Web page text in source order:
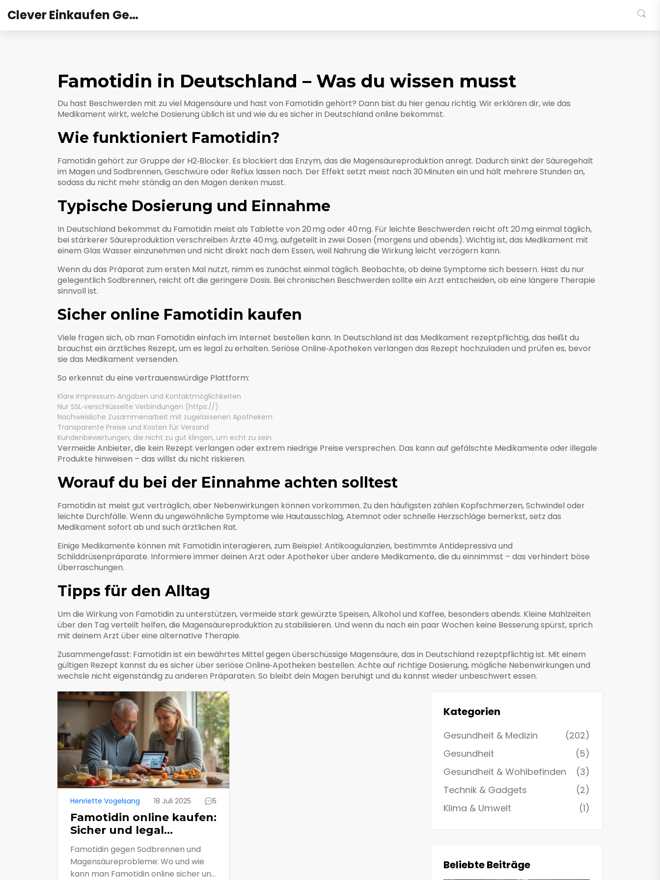
Clever Einkaufen Gesundheit
Famotidin in Deutschland – Was du wissen musst
Du hast Beschwerden mit zu viel Magensäure und hast von Famotidin gehört? Dann bist du hier genau richtig. Wir erklären dir, wie das
Medikament wirkt, welche Dosierung üblich ist und wie du es sicher in Deutschland online bekommst.
Wie funktioniert Famotidin?
Famotidin gehört zur Gruppe der H2‑Blocker. Es blockiert das Enzym, das die Magensäureproduktion anregt. Dadurch sinkt der Säuregehalt
im Magen und Sodbrennen, Geschwüre oder Reflux lassen nach. Der Effekt setzt meist nach 30 Minuten ein und hält mehrere Stunden an,
sodass du nicht mehr ständig an den Magen denken musst.
Typische Dosierung und Einnahme
In Deutschland bekommst du Famotidin meist als Tablette von 20 mg oder 40 mg. Für leichte Beschwerden reicht oft 20 mg einmal täglich,
bei stärkerer Säureproduktion verschreiben Ärzte 40 mg, aufgeteilt in zwei Dosen (morgens und abends). Wichtig ist, das Medikament mit
einem Glas Wasser einzunehmen und nicht direkt nach dem Essen, weil Nahrung die Wirkung leicht verzögern kann.
Wenn du das Präparat zum ersten Mal nutzt, nimm es zunächst einmal täglich. Beobachte, ob deine Symptome sich bessern. Hast du nur
gelegentlich Sodbrennen, reicht oft die geringere Dosis. Bei chronischen Beschwerden sollte ein Arzt entscheiden, ob eine längere Therapie
sinnvoll ist.
Sicher online Famotidin kaufen
Viele fragen sich, ob man Famotidin einfach im Internet bestellen kann. In Deutschland ist das Medikament rezeptpflichtig, das heißt du
brauchst ein ärztliches Rezept, um es legal zu erhalten. Seriöse Online‑Apotheken verlangen das Rezept hochzuladen und prüfen es, bevor
sie das Medikament versenden.
So erkennst du eine vertrauenswürdige Plattform:
Klare Impressum‑Angaben und Kontaktmöglichkeiten
Nur SSL‑verschlüsselte Verbindungen (https://)
Nachweisliche Zusammenarbeit mit zugelassenen Apothekern
Transparente Preise und Kosten für Versand
Kundenbewertungen, die nicht zu gut klingen, um echt zu sein
Vermeide Anbieter, die kein Rezept verlangen oder extrem niedrige Preise versprechen. Das kann auf gefälschte Medikamente oder illegale
Produkte hinweisen – das willst du nicht riskieren.
Worauf du bei der Einnahme achten solltest
Famotidin ist meist gut verträglich, aber Nebenwirkungen können vorkommen. Zu den häufigsten zählen Kopfschmerzen, Schwindel oder
leichte Durchfälle. Wenn du ungewöhnliche Symptome wie Hautausschlag, Atemnot oder schnelle Herzschläge bemerkst, setz das
Medikament sofort ab und such ärztlichen Rat.
Einige Medikamente können mit Famotidin interagieren, zum Beispiel: Antikoagulanzien, bestimmte Antidepressiva und
Schilddrüsenpräparate. Informiere immer deinen Arzt oder Apotheker über andere Medikamente, die du einnimmst – das verhindert böse
Überraschungen.
Tipps für den Alltag
Um die Wirkung von Famotidin zu unterstützen, vermeide stark gewürzte Speisen, Alkohol und Kaffee, besonders abends. Kleine Mahlzeiten
über den Tag verteilt helfen, die Magensäureproduktion zu stabilisieren. Und wenn du nach ein paar Wochen keine Besserung spürst, sprich
mit deinem Arzt über eine alternative Therapie.
Zusammengefasst: Famotidin ist ein bewährtes Mittel gegen überschüssige Magensäure, das in Deutschland rezeptpflichtig ist. Mit einem
gültigen Rezept kannst du es sicher über seriöse Online‑Apotheken bestellen. Achte auf richtige Dosierung, mögliche Nebenwirkungen und
wechsle nicht eigenständig zu anderen Präparaten. So bleibt dein Magen beruhigt und du kannst wieder unbeschwert essen.
Henriette Vogelsang 18 Juli 2025 5
Famotidin online kaufen:
Sicher und legal
Medikamente bestellen
Famotidin gegen Sodbrennen und
Magensäureprobleme: Wo und wie
kann man Famotidin online sicher und
Kategorien
Gesundheit & Medizin
(202)
Gesundheit
(5)
Gesundheit & Wohlbefinden
(3)
Technik & Gadgets
(2)
Klima & Umwelt
(1)
Beliebte Beiträge